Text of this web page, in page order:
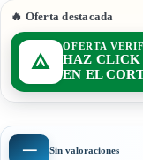
🔥 Oferta destacada
OFERTA
HAZ CLICK
EN EL
— Sin valoraciones